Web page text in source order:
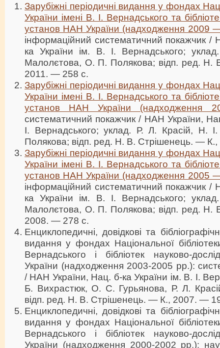
Зарубіжні періодичні видання у фондах
України імені В. І. Вернадського та
установ НАН України (надходження 2009
інформаційний систематичний покажчик
ка України ім. В. І. Вернадського;
Малолєтова, О. П. Полякова; відп. ред. Н.
2011. — 258 с.
Зарубіжні періодичні видання у фондах
України імені В. І. Вернадського та
установ НАН України
систематичний покажчик / НАН України,
І. Вернадського; уклад. Р. Л. Красій, Н.
Полякова; відп. ред. Н. В. Стрішенець. —
Зарубіжні періодичні видання у фондах
України імені В. І. Вернадського та
установ НАН України (надходження 2005
інформаційний систематичний покажчик
ка України ім. В. І. Вернадського;
Малолєтова, О. П. Полякова; відп. ред. Н.
2008. — 278 с.
Енциклопедичні, довідкові та
видання у фондах Національної
Вернадського і бібліотек науково-
України (надходження 2003-2005 рр.):
/ НАН України, Нац. б-ка України ім. В. І.
Б. Вихрастюк, О. С. Гурьянова, Р. Л.
відп. ред. Н. В. Стрішенець. — К., 2007. —
Енциклопедичні, довідкові та
видання у фондах Національної
Вернадського і бібліотек науково-
України (надходження 2000-2002 рр.):